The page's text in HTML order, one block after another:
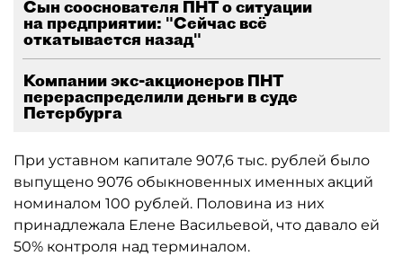
Сын сооснователя ПНТ о ситуации
на предприятии: "Сейчас всё
откатывается назад"
Компании экс-акционеров ПНТ
перераспределили деньги в суде
Петербурга
При уставном капитале 907,6 тыс. рублей было
выпущено 9076 обыкновенных именных акций
номиналом 100 рублей. Половина из них
принадлежала Елене Васильевой, что давало ей
50% контроля над терминалом.